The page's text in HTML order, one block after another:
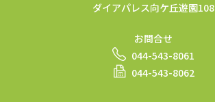
ダイアパレス向ケ丘遊園108
お問合せ
044-543-8061
044-543-8062